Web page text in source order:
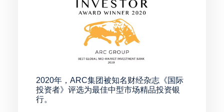
2020年，ARC集团被知名财经杂志《国际
投资者》评选为最佳中型市场精品投资银
行。